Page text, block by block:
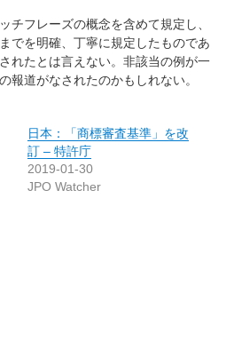
チフレーズの概念を含めて規定し、
でを明確、丁寧に規定したものであ
れたとは言えない。非該当の例が一
報道がなされたのかもしれない。
日本：「商標審査基準」を改
訂 – 特許庁
2019-01-30
JPO Watcher